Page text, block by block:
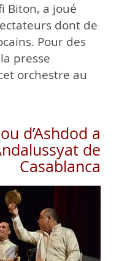
Biton, a joué
dont de
Pour des
presse
orchestre au
Maghreb
d’Ashdod a
de
Casablanca